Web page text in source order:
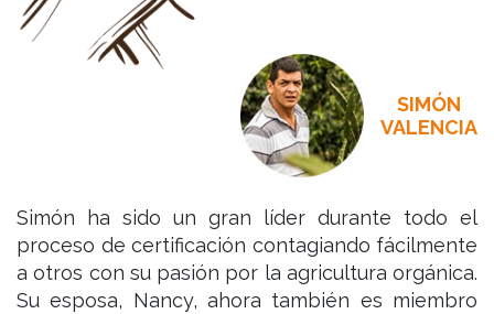
SIMÓN
VALENCIA
Simón ha sido un gran líder durante todo el
proceso de certificación contagiando fácilmente
a otros con su pasión por la agricultura orgánica.
Su esposa, Nancy, ahora también es miembro